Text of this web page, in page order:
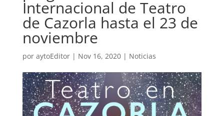
Internacional de Teatro
de Cazorla hasta el 23 de
noviembre
por aytoEditor| Nov 16, 2020| Noticias